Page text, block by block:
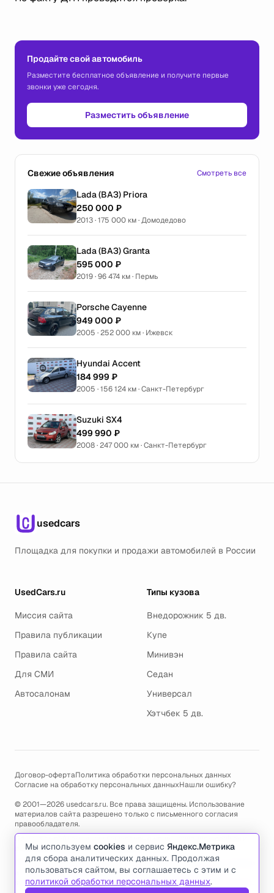
Продайте свой автомобиль
Разместите бесплатное объявление и получите первые
звонки уже сегодня.
Разместить объявление
Свежие объявления Смотреть все
Lada (ВАЗ) Priora
250 000 ₽
2013 · 175 000 км · Домодедово
Lada (ВАЗ) Granta
595 000 ₽
2019 · 96 474 км · Пермь
Porsche Cayenne
949 000 ₽
2005 · 252 000 км · Ижевск
Hyundai Accent
184 999 ₽
2005 · 156 124 км · Санкт-Петербург
Suzuki SX4
499 990 ₽
2008 · 247 000 км · Санкт-Петербург
usedcars
Площадка для покупки и продажи автомобилей в России
UsedCars.ru
Миссия сайта
Правила публикации
Правила сайта
Для СМИ
Автосалонам
Типы кузова
Внедорожник 5 дв.
Купе
Минивэн
Седан
Универсал
Хэтчбек 5 дв.
Договор-офертаПолитика обработки персональных данных
Согласие на обработку персональных данныхНашли ошибку?
© 2001—2026 usedcars.ru. Все права защищены. Использование
материалов сайта разрешено только с письменного согласия
правообладателя.
Пользуясь сайтом, вы соглашаетесь с использованием cookies и
политикой обработки персональных данных.
По всем вопросам связанным с работой сайта, ошибками, глюками
и проблемами обращайтесь по адресу электронной почты
support@usedcars.ruили пишите в телеграм@usedcarsru_support
Мы используем cookies и сервис Яндекс.Метрика
для сбора аналитических данных. Продолжая
пользоваться сайтом, вы соглашаетесь с этим и с
политикой обработки персональных данных.